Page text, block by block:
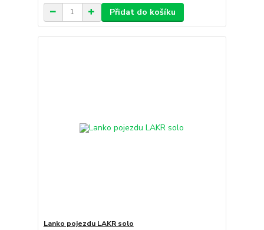
Přidat do košíku
Lanko pojezdu LAKR solo